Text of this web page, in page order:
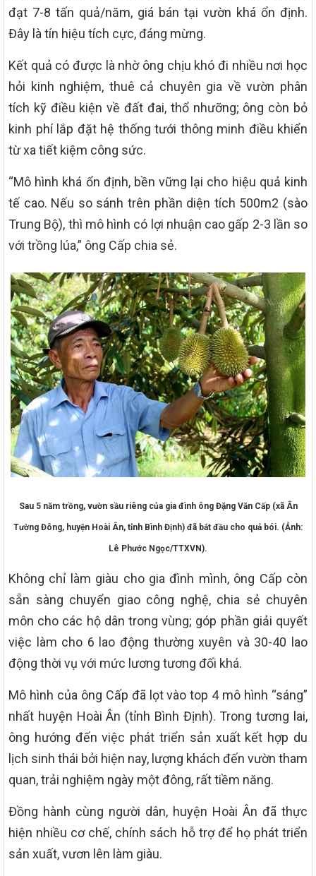
đạt 7-8 tấn quả/năm, giá bán tại vườn khá ổn định.
Đây là tín hiệu tích cực, đáng mừng.
Kết quả có được là nhờ ông chịu khó đi nhiều nơi học
hỏi kinh nghiệm, thuê cả chuyên gia về vườn phân
tích kỹ điều kiện về đất đai, thổ nhưỡng; ông còn bỏ
kinh phí lắp đặt hệ thống tưới thông minh điều khiển
từ xa tiết kiệm công sức.
“Mô hình khá ổn định, bền vững lại cho hiệu quả kinh
tế cao. Nếu so sánh trên phần diện tích 500m2 (sào
Trung Bộ), thì mô hình có lợi nhuận cao gấp 2-3 lần so
với trồng lúa,” ông Cấp chia sẻ.
Sau 5 năm trồng, vườn sầu riêng của gia đình ông Đặng Văn Cấp (xã Ân
Tường Đông, huyện Hoài Ân, tỉnh Bình Định) đã bắt đầu cho quả bói. (Ảnh:
Lê Phước Ngọc/TTXVN).
Không chỉ làm giàu cho gia đình mình, ông Cấp còn
sẵn sàng chuyển giao công nghệ, chia sẻ chuyên
môn cho các hộ dân trong vùng; góp phần giải quyết
việc làm cho 6 lao động thường xuyên và 30-40 lao
động thời vụ với mức lương tương đối khá.
Mô hình của ông Cấp đã lọt vào top 4 mô hình “sáng”
nhất huyện Hoài Ân (tỉnh Bình Định). Trong tương lai,
ông hướng đến việc phát triển sản xuất kết hợp du
lịch sinh thái bởi hiện nay, lượng khách đến vườn tham
quan, trải nghiệm ngày một đông, rất tiềm năng.
Đồng hành cùng người dân, huyện Hoài Ân đã thực
hiện nhiều cơ chế, chính sách hỗ trợ để họ phát triển
sản xuất, vươn lên làm giàu.